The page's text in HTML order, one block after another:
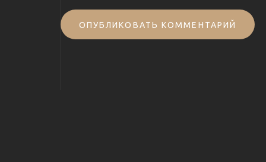
ОПУБЛИКОВАТЬ КОММЕНТАРИЙ